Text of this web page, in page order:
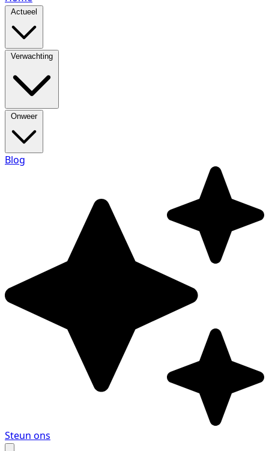
Actueel
Verwachting
Onweer
Blog
Steun ons